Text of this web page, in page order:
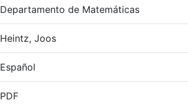
Departamento de Matemáticas
Heintz, Joos
Español
PDF